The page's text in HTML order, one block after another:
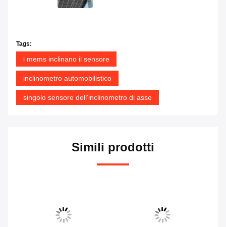
Tags:
i mems inclinano il sensore
inclinometro automobilistico
singolo sensore dell'inclinometro di asse
Simili prodotti